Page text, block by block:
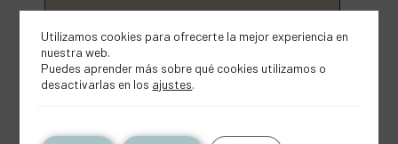
FICHA DEL PRODUCTO
Utilizamos cookies para ofrecerte la mejor experiencia en
nuestra web.
Puedes aprender más sobre qué cookies utilizamos o
desactivarlas en los ajustes.